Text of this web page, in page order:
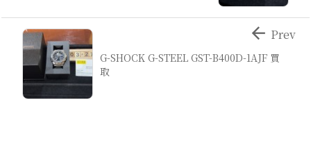
G-SHOCK G-STEEL GST-B400D-1AJF 買
取
 Prev